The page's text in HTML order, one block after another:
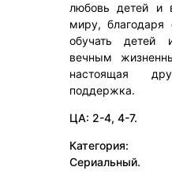
любовь детей и
миру, благодаря
обучать детей
вечным
настоящая
поддержка.
ЦА: 2-4, 4-7.
Категория:
Сериальный.